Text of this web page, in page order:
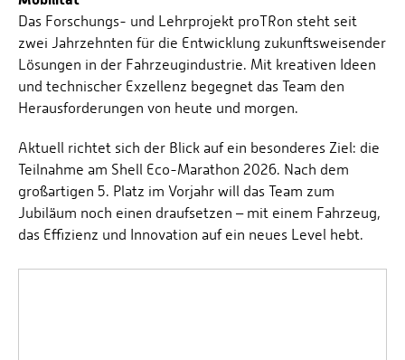
Das Forschungs- und Lehrprojekt proTRon steht seit
zwei Jahrzehnten für die Entwicklung zukunftsweisender
Lösungen in der Fahrzeugindustrie. Mit kreativen Ideen
und technischer Exzellenz begegnet das Team den
Herausforderungen von heute und morgen.
Aktuell richtet sich der Blick auf ein besonderes Ziel: die
Teilnahme am Shell Eco-Marathon 2026. Nach dem
großartigen 5. Platz im Vorjahr will das Team zum
Jubiläum noch einen draufsetzen – mit einem Fahrzeug,
das Effizienz und Innovation auf ein neues Level hebt.